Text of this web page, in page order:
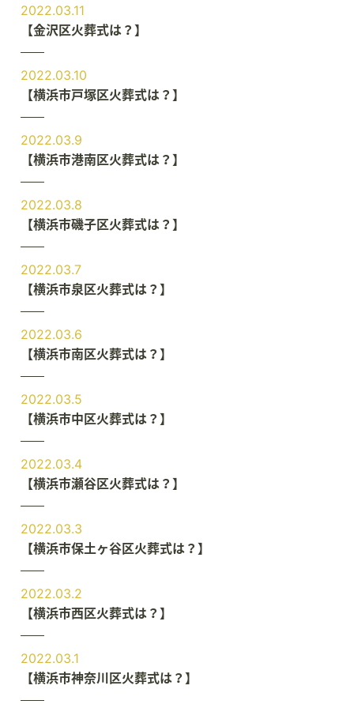
2022.03.11
【金沢区火葬式は？】
2022.03.10
【横浜市戸塚区火葬式は？】
2022.03.9
【横浜市港南区火葬式は？】
2022.03.8
【横浜市磯子区火葬式は？】
2022.03.7
【横浜市泉区火葬式は？】
2022.03.6
【横浜市南区火葬式は？】
2022.03.5
【横浜市中区火葬式は？】
2022.03.4
【横浜市瀬谷区火葬式は？】
2022.03.3
【横浜市保土ヶ谷区火葬式は？】
2022.03.2
【横浜市西区火葬式は？】
2022.03.1
【横浜市神奈川区火葬式は？】